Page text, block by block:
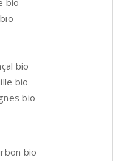
bio
bio
bio
bio
bio